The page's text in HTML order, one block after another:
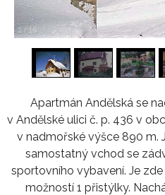
1 /16
Apartmán Andělská se
v Andělské ulici č. p. 436 v
v nadmořské výšce 890 m.
samostatný vchod se
sportovního vybavení. Je
možností 1 přistýlky.